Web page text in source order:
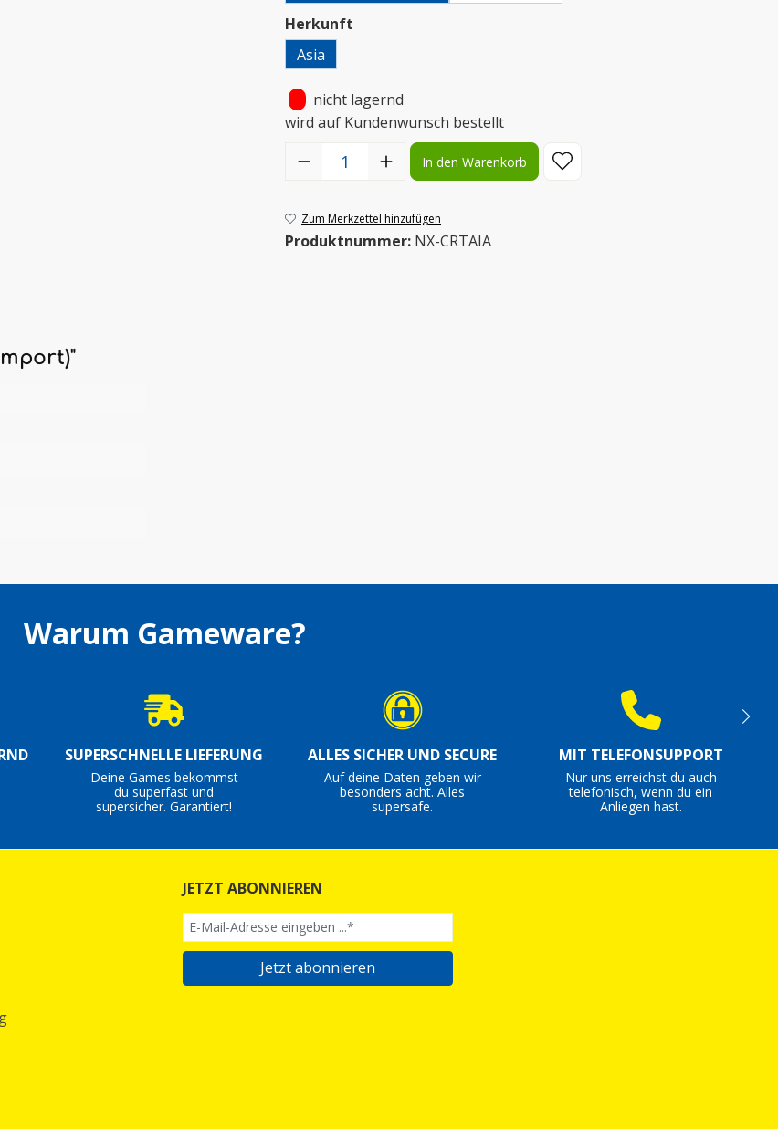
Herkunft
Asia
nicht lagernd
wird auf Kundenwunsch bestellt
Produkt Anzahl: Gib den gewünschten Wert ein oder benutze die
In den Warenkorb
Zum Merkzettel hinzufügen
Produktnummer: NX-CRTAIA
Warum Gameware?
SUPERSCHNELLE LIEFERUNG
Deine Games bekommst
du superfast und
supersicher. Garantiert!
ALLES SICHER UND SECURE
Auf deine Daten geben wir
besonders acht. Alles
supersafe.
MIT TELEFONSUPPORT
Nur uns erreichst du auch
telefonisch, wenn du ein
Anliegen hast.
JETZT ABONNIEREN
Jetzt abonnieren